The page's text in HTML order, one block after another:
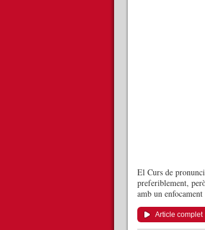
El Curs de
preferiblement,
amb un
Article complet